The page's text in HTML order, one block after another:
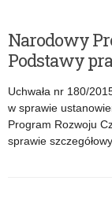
Narodowy
Podstawy
Uchwała nr 180/
w sprawie
Program Rozwoju
sprawie